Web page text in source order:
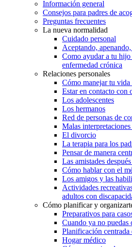
Información general
Consejos para padres de
Preguntas frecuentes
La nueva normalidad
Cuidado personal
Aceptando,
Como ayudar a tu
enfermedad crónica
Relaciones personales
Cómo manejar tu vida
Estar en contacto con
Los adolescentes
Los hermanos
Red de personas de
Malas
El divorcio
La terapia para los
Pensar de manera
Las amistades
Cómo hablar con el
Los amigos y las
Actividades
adultos con
Cómo planificar y
Preparativos para
Cuando ya no puedas
Planificación centrada
Hogar médico